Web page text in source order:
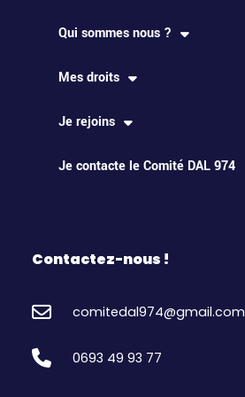
Qui sommes nous ?
Mes droits
Je rejoins
Je contacte le Comité DAL 974
Contactez-nous !
comitedal974@gmail.com
0693 49 93 77